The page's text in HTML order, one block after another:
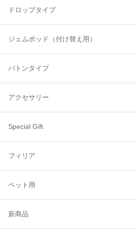
ドロップタイプ
ジェムポッド（付け替え用）
バトンタイプ
アクセサリー
Special Gift
フィリア
ペット用
新商品